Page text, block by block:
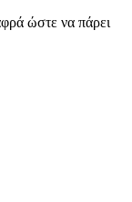
ώστε να πάρει